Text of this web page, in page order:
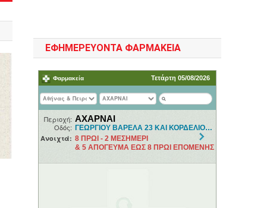
ΕΦΗΜΕΡΕΥΟΝΤΑ ΦΑΡΜΑΚΕΙΑ